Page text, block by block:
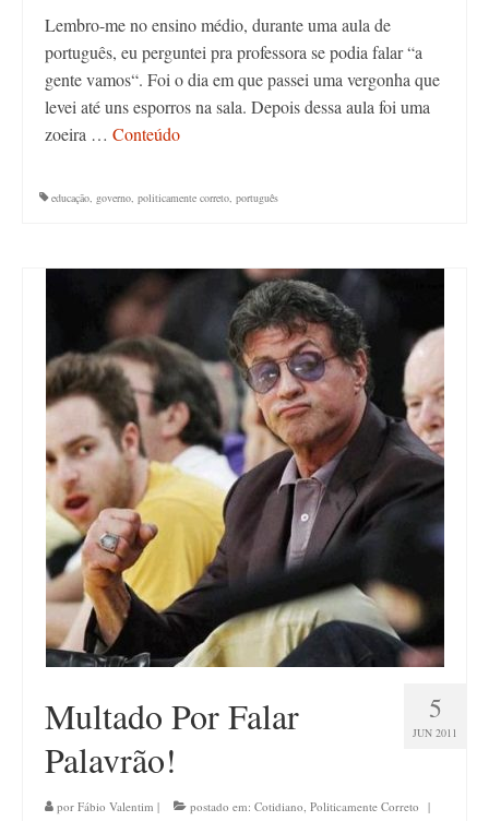
Lembro-me no ensino médio, durante uma aula de
português, eu perguntei pra professora se podia falar “a
gente vamos“. Foi o dia em que passei uma vergonha que
levei até uns esporros na sala. Depois dessa aula foi uma
zoeira … Conteúdo
educação, governo, politicamente correto, português
5
JUN 2011
Multado Por Falar
Palavrão!
por Fábio Valentim | postado em: Cotidiano, Politicamente Correto |